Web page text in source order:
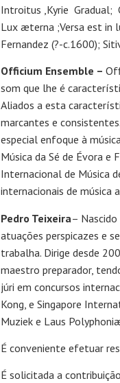
Introitus ,Kyrie Gradual;
Lux æterna ;Versa est in
Fernandez (?-c.1600);
Officium Ensemble –
som que lhe é
Aliados a esta
marcantes e
especial enfoque à
Música da Sé de Évora e
Internacional de Música
internacionais de música
Pedro Teixeira–
atuações perspicazes e
trabalha. Dirige desde
maestro preparador,
júri em concursos
Kong, e Singapore
Muziek e Laus
É conveniente efetuar
É solicitada a